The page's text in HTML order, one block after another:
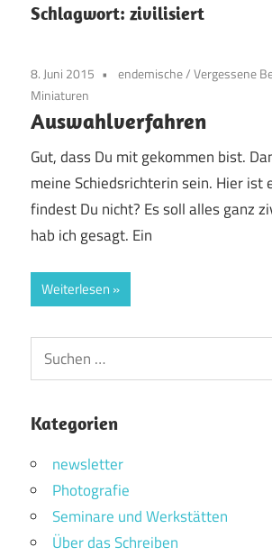
Schlagwort: zivilisiert
8. Juni 2015 endemische/Vergessene
Miniaturen
Auswahlverfahren
Gut, dass Du mit gekommen bist.
meine Schiedsrichterin sein. Hier ist
findest Du nicht? Es soll alles ganz
hab ich gesagt. Ein
Weiterlesen
Suchen
nach:
Kategorien
newsletter
Photografie
Seminare und Werkstätten
Über das Schreiben